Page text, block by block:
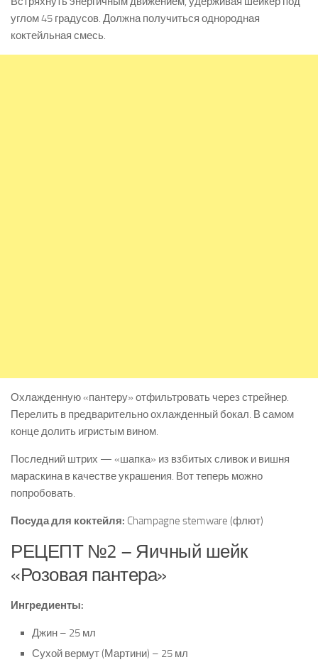
углом 45 градусов. Должна получиться однородная
коктейльная смесь.
Охлажденную «пантеру» отфильтровать через стрейнер.
Перелить в предварительно охлажденный бокал. В самом
конце долить игристым вином.
Последний штрих — «шапка» из взбитых сливок и вишня
мараскина в качестве украшения. Вот теперь можно
попробовать.
Посуда для коктейля: Champagne stemware (флют)
РЕЦЕПТ №2 – Яичный шейк
«Розовая пантера»
Ингредиенты:
Джин – 25 мл
Сухой вермут (Мартини) – 25 мл